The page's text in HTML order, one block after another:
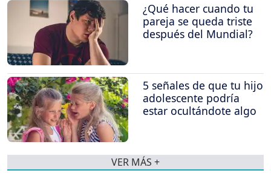
¿Qué hacer cuando tu
pareja se queda triste
después del Mundial?
5 señales de que tu hijo
adolescente podría
estar ocultándote algo
VER MÁS +